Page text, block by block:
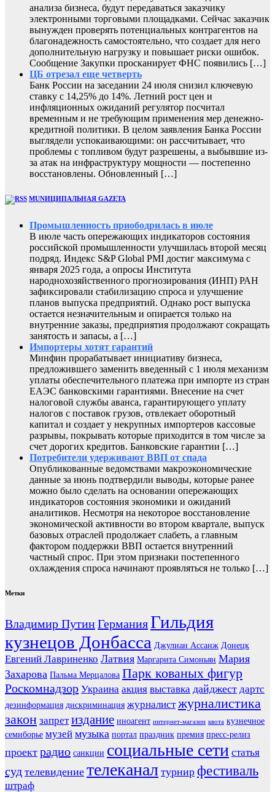
анализа бизнеса, будут передаваться заказчику
электронными торговыми площадками. Сейчас заказчик
вынужден проверять потенциальных контрагентов на
благонадежность самостоятельно, что создает для него
дополнительную нагрузку и повышает риски ошибок.
Сообщение Закупки просканирует ФНС появились […]
ЦБ отрезал еще четверть
Банк России на заседании 24 июля снизил ключевую
ставку с 14,25% до 14%. Летний рост цен и
инфляционных ожиданий регулятор посчитал
временным и не требующим применения мер денежно-
кредитной политики. В целом заявления Банка России
выглядели успокаивающими: он рассчитывает, что
проблемы с топливом будут разрешены, а выбывшие из-
за атак на инфраструктуру мощности — постепенно
восстановлены. Обновленный […]
MUNИЦИПАЛЬНАЯ GAZЕТА
Промышленность приободрилась в июле
В июле часть опережающих индикаторов состояния
российской промышленности улучшилась второй месяц
подряд. Индекс S&P Global PMI достиг максимума с
января 2025 года, а опросы Института
народнохозяйственного прогнозирования (ИНП) РАН
зафиксировали стабилизацию спроса и улучшение
планов выпуска предприятий. Однако рост выпуска
остается незначительным и опирается только на
внутренние заказы, предприятия продолжают сокращать
занятость и запасы, а […]
Импортеры хотят гарантий
Минфин прорабатывает инициативу бизнеса,
предложившего заменить введенный с 1 июля механизм
уплаты обеспечительного платежа при импорте из стран
ЕАЭС банковскими гарантиями. Внесение на счет
налоговой службы аванса, гарантирующего уплату
налогов с поставок грузов, отвлекает оборотный
капитал и создает у некрупных импортеров кассовые
разрывы, покрывать которые приходится в том числе за
счет дорогих кредитов. Банковские гарантии […]
Потребители удерживают ВВП от спада
Опубликованные ведомствами макроэкономические
данные за июнь подтвердили выводы, которые ранее
можно было сделать на основании опережающих
индикаторов состояния экономики и ожиданий
аналитиков. Несмотря на некоторое восстановление
экономической активности во втором квартале, выпуск
базовых отраслей продолжает слабеть, а главным
фактором поддержки ВВП остается внутренний
частный спрос. При этом признаки постепенного
охлаждения спроса начинают проявляться не только […]
Метки
Владимир ПутинГерманияГильдия
кузнецов Донбасса Джулиан Ассанж Донецк
Евгений Лавриненко Латвия Маргарита Симоньян Мария
Захарова Пальма Мерцалова Парк кованых фигур
Роскомнадзор Украина акция выставка дайджест дартс
дезинформация дискриминация журналист журналистика
закон запрет издание иноагент интернет-магазин квота кузнечное
семиборье музей музыка портал праздник премия пресс-релиз
проект радио санкции социальные сети статья
суд телевидение телеканал турнир фестиваль
штраф